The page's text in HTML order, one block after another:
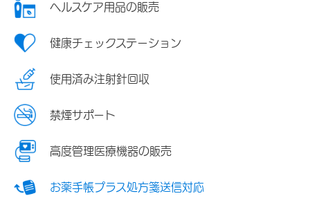
ヘルスケア用品の販売
健康チェックステーション
使用済み注射針回収
禁煙サポート
高度管理医療機器の販売
お薬手帳プラス処方箋送信対応